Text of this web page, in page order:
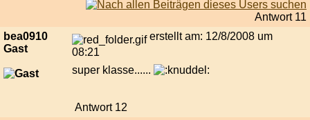
Antwort 11
bea0910
Gast
erstellt am: 12/8/2008 um
08:21
super klasse......
Antwort 12